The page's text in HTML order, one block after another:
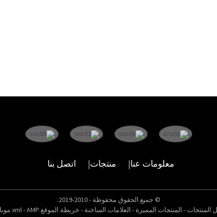
معلومات عنا منتجات اتصل بنا
© جميع الحقوق محفوظة - 2010-2019.
المنتجات - المنتجات المميزة - العلامات الساخنة - خريطة الموقع.xml -AMP موبايل